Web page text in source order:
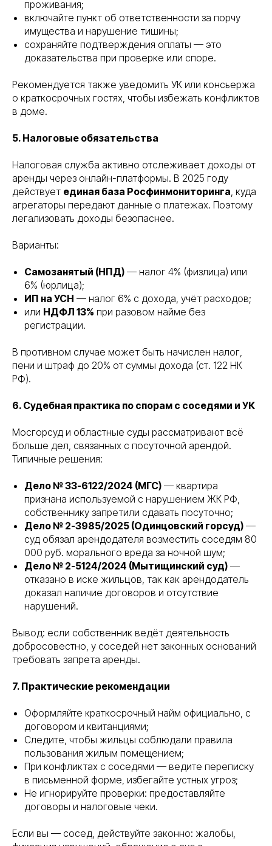
проживания;
включайте пункт об ответственности за порчу
имущества и нарушение тишины;
сохраняйте подтверждения оплаты — это
доказательства при проверке или споре.
Рекомендуется также уведомить УК или консьержа
о краткосрочных гостях, чтобы избежать конфликтов
в доме.
5. Налоговые обязательства
Налоговая служба активно отслеживает доходы от
аренды через онлайн-платформы. В 2025 году
действует единая база Росфинмониторинга, куда
агрегаторы передают данные о платежах. Поэтому
легализовать доходы безопаснее.
Варианты:
Самозанятый (НПД) — налог 4% (физлица) или
6% (юрлица);
ИП на УСН — налог 6% с дохода, учёт расходов;
или НДФЛ 13% при разовом найме без
регистрации.
В противном случае может быть начислен налог,
пени и штраф до 20% от суммы дохода (ст. 122 НК
РФ).
6. Судебная практика по спорам с соседями и УК
Мосгорсуд и областные суды рассматривают всё
больше дел, связанных с посуточной арендой.
Типичные решения:
Дело № 33-6122/2024 (МГС) — квартира
признана используемой с нарушением ЖК РФ,
собственнику запретили сдавать посуточно;
Дело № 2-3985/2025 (Одинцовский горсуд) —
суд обязал арендодателя возместить соседям 80
000 руб. морального вреда за ночной шум;
Дело № 2-5124/2024 (Мытищинский суд) —
отказано в иске жильцов, так как арендодатель
доказал наличие договоров и отсутствие
нарушений.
Вывод: если собственник ведёт деятельность
добросовестно, у соседей нет законных оснований
требовать запрета аренды.
7. Практические рекомендации
Оформляйте краткосрочный найм официально, с
договором и квитанциями;
Следите, чтобы жильцы соблюдали правила
пользования жилым помещением;
При конфликтах с соседями — ведите переписку
в письменной форме, избегайте устных угроз;
Не игнорируйте проверки: предоставляйте
договоры и налоговые чеки.
Если вы — сосед, действуйте законно: жалобы,